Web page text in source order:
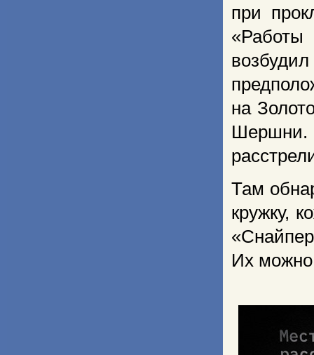
при
«Работы
на
Там
кружку,
Их можно